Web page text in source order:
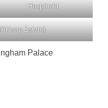
Haupttrakt
Estate)
Palace